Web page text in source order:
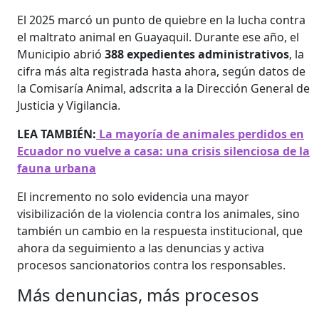
El 2025 marcó un punto de quiebre en la lucha contra
el maltrato animal en Guayaquil. Durante ese año, el
Municipio abrió 388 expedientes administrativos, la
cifra más alta registrada hasta ahora, según datos de
la Comisaría Animal, adscrita a la Dirección General de
Justicia y Vigilancia.
LEA TAMBIÉN: La mayoría de animales perdidos en
Ecuador no vuelve a casa: una crisis silenciosa de la
fauna urbana
El incremento no solo evidencia una mayor
visibilización de la violencia contra los animales, sino
también un cambio en la respuesta institucional, que
ahora da seguimiento a las denuncias y activa
procesos sancionatorios contra los responsables.
Más denuncias, más procesos